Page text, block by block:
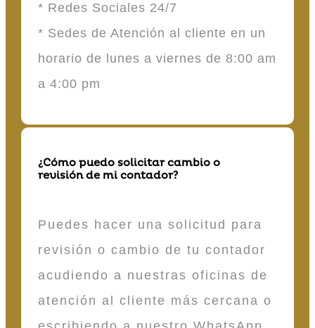
* Redes Sociales 24/7
* Sedes de Atención al cliente en un
horario de lunes a viernes de 8:00 am
a 4:00 pm
¿Cómo puedo solicitar cambio o
revisión de mi contador?
Puedes hacer una solicitud para
revisión o cambio de tu contador
acudiendo a nuestras oficinas de
atención al cliente más cercana o